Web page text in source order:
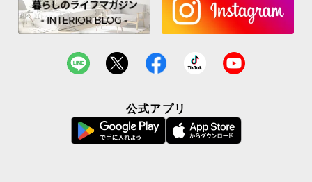
公式アプリ